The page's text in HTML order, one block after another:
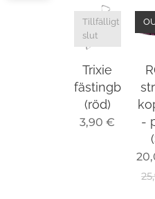
Trixie
(röd)
Tillfälligt
slut
3,90 €
-